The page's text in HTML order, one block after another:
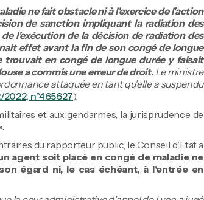
ne fait obstacle ni à l'exercice de l'action
de sanction impliquant la radiation des
l'exécution de la décision de radiation des
effet avant la fin de son congé de longue
trouvait en congé de longue durée y faisait
a commis une erreur de droit. Le ministre
attaquée en tant qu'elle a suspendu
2022, n°465627).
et aux gendarmes, la jurisprudence de
du rapporteur public, le Conseil d'Etat a
agent soit placé en congé de maladie ne
égard ni, le cas échéant, à l'entrée en